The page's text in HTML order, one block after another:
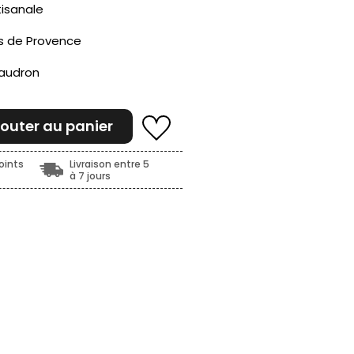
de Provence
au panier
Livraison entre 5
à 7 jours